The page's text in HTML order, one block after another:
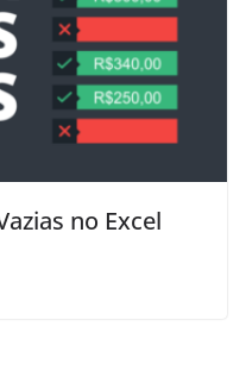
no Excel